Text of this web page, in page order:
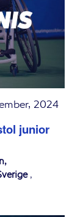
junior
2024
,